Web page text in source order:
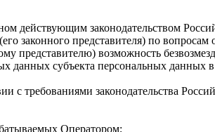
действующим законодательством
законного представителя) по
представителю) возможность
субъекта персональных данных в
с требованиями законодательства
Оператором;